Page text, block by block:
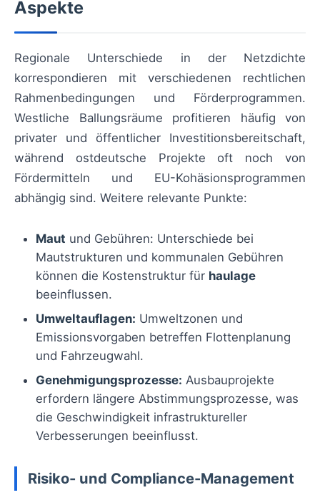
Aspekte
Regionale Unterschiede in der Netzdichte
korrespondieren mit verschiedenen rechtlichen
Rahmenbedingungen und Förderprogrammen.
Westliche Ballungsräume profitieren häufig von
privater und öffentlicher Investitionsbereitschaft,
während ostdeutsche Projekte oft noch von
Fördermitteln und EU-Kohäsionsprogrammen
abhängig sind. Weitere relevante Punkte:
Maut und Gebühren: Unterschiede bei
Mautstrukturen und kommunalen Gebühren
können die Kostenstruktur für haulage
beeinflussen.
Umweltauflagen: Umweltzonen und
Emissionsvorgaben betreffen Flottenplanung
und Fahrzeugwahl.
Genehmigungsprozesse: Ausbauprojekte
erfordern längere Abstimmungsprozesse, was
die Geschwindigkeit infrastruktureller
Verbesserungen beeinflusst.
Risiko- und Compliance-Management